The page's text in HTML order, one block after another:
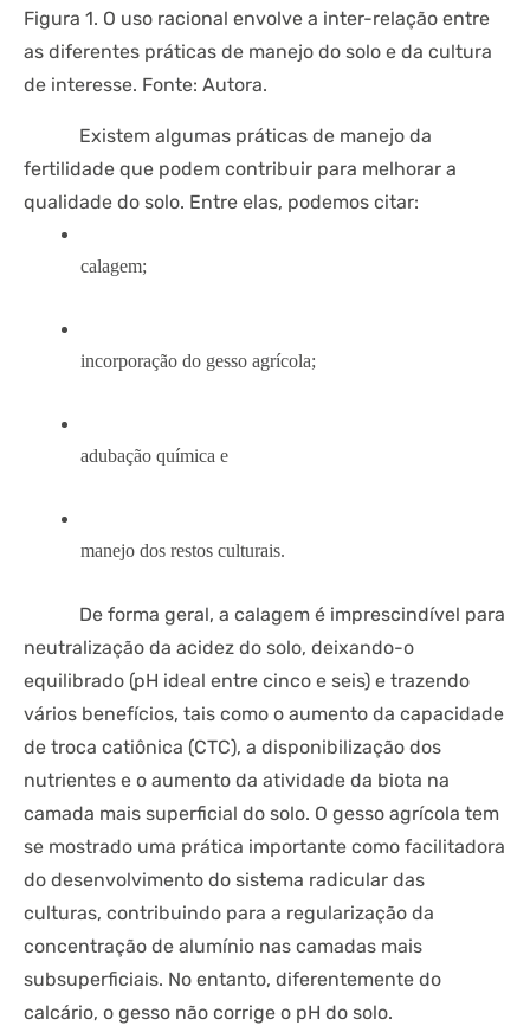
Figura 1. O uso racional envolve a inter-relação entre
as diferentes práticas de manejo do solo e da cultura
de interesse. Fonte: Autora.
Existem algumas práticas de manejo da
fertilidade que podem contribuir para melhorar a
qualidade do solo. Entre elas, podemos citar:
calagem;
incorporação do gesso agrícola;
adubação química e
manejo dos restos culturais.
De forma geral, a calagem é imprescindível para
neutralização da acidez do solo, deixando-o
equilibrado (pH ideal entre cinco e seis) e trazendo
vários benefícios, tais como o aumento da capacidade
de troca catiônica (CTC), a disponibilização dos
nutrientes e o aumento da atividade da biota na
camada mais superficial do solo. O gesso agrícola tem
se mostrado uma prática importante como facilitadora
do desenvolvimento do sistema radicular das
culturas, contribuindo para a regularização da
concentração de alumínio nas camadas mais
subsuperficiais. No entanto, diferentemente do
calcário, o gesso não corrige o pH do solo.